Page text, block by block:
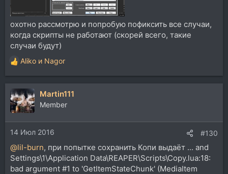
охотно рассмотрю и попробую пофиксить все случаи,
когда скрипты не работают (скорей всего, такие
случаи будут)
Р
е
а
к
ц
и
и
:
Aliko и Nagor
Martin111
Member
14 Июл 2016 #130
@lil-burn, при попытке сохранить Копи выдаёт ... and
Settings\1\Application Data\REAPER\Scripts\Copy.lua:18:
bad argument #1 to 'GetItemStateChunk' (MediaItem